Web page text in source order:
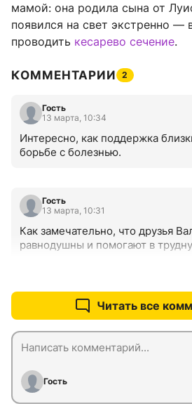
мамой: она родила сына от
появился на свет экстренно —
проводить кесарево сечение.
КОММЕНТАРИИ 2
Гость
13 марта, 10:34
Интересно, как поддержка
борьбе с болезнью.
Гость
13 марта, 10:31
Как замечательно, что друзья
равнодушны и помогают в
Читать все
Гость